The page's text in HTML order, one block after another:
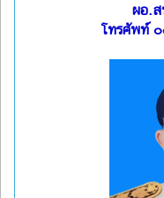
ผอ.
โทรศัพท์